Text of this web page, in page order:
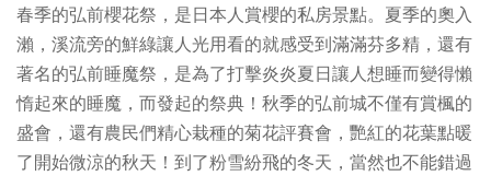
春季的弘前櫻花祭，是日本人賞櫻的私房景點。夏季的奧入
瀨，溪流旁的鮮綠讓人光用看的就感受到滿滿芬多精，還有
著名的弘前睡魔祭，是為了打擊炎炎夏日讓人想睡而變得懶
惰起來的睡魔，而發起的祭典！秋季的弘前城不僅有賞楓的
盛會，還有農民們精心栽種的菊花評賽會，艷紅的花葉點暖
了開始微涼的秋天！到了粉雪紛飛的冬天，當然也不能錯過